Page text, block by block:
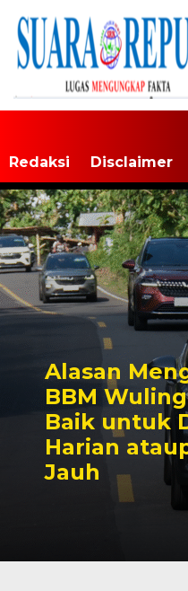
Redaksi Disclaimer
Alasan
BBM
Baik untuk
Harian
Jauh